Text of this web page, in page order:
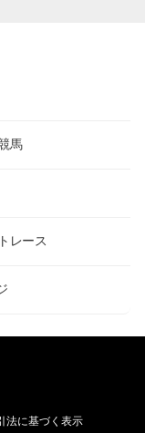
馬
レース
法に基づく表示